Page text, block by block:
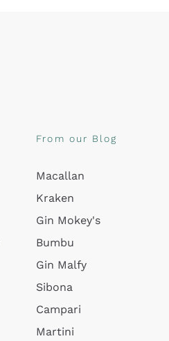
From our Blog
Macallan
Kraken
Gin Mokey's
Bumbu
Gin Malfy
Sibona
Campari
Martini